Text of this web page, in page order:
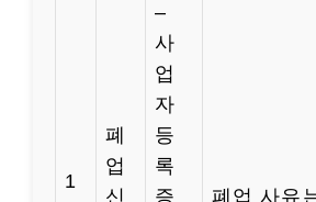
1
폐
업
신
–
사
업
자
등
록
증
폐업 사유